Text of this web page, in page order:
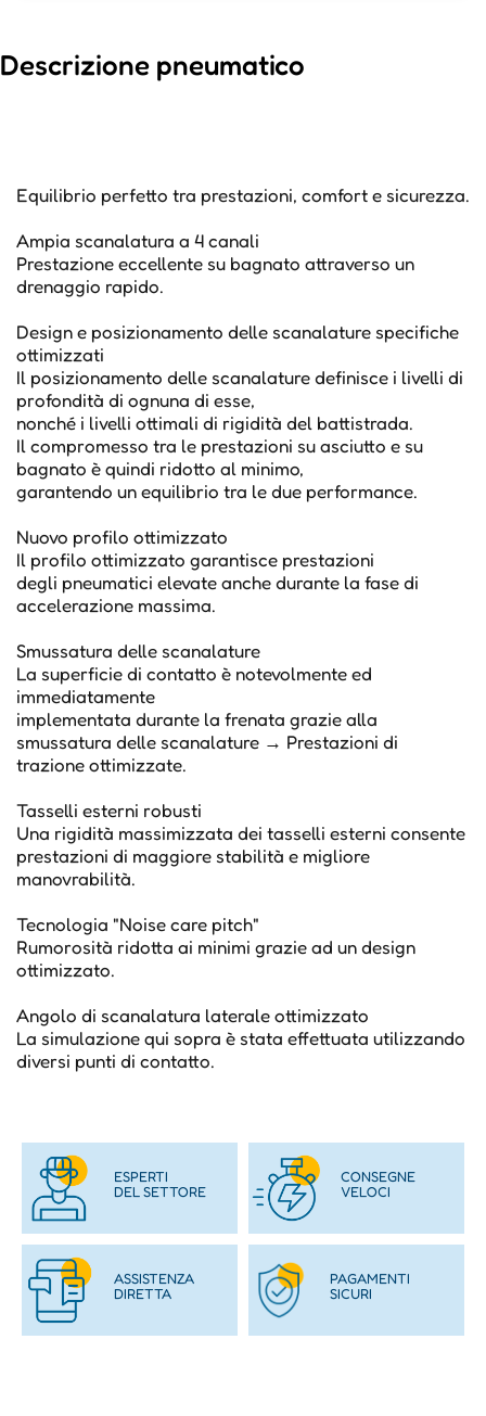
Descrizione pneumatico
Equilibrio perfetto tra prestazioni, comfort e sicurezza.
Ampia scanalatura a 4 canali
Prestazione eccellente su bagnato attraverso un
drenaggio rapido.
Design e posizionamento delle scanalature specifiche
ottimizzati
Il posizionamento delle scanalature definisce i livelli di
profondità di ognuna di esse,
nonché i livelli ottimali di rigidità del battistrada.
Il compromesso tra le prestazioni su asciutto e su
bagnato è quindi ridotto al minimo,
garantendo un equilibrio tra le due performance.
Nuovo profilo ottimizzato
Il profilo ottimizzato garantisce prestazioni
degli pneumatici elevate anche durante la fase di
accelerazione massima.
Smussatura delle scanalature
La superficie di contatto è notevolmente ed
immediatamente
implementata durante la frenata grazie alla
smussatura delle scanalature → Prestazioni di
trazione ottimizzate.
Tasselli esterni robusti
Una rigidità massimizzata dei tasselli esterni consente
prestazioni di maggiore stabilità e migliore
manovrabilità.
Tecnologia "Noise care pitch"
Rumorosità ridotta ai minimi grazie ad un design
ottimizzato.
Angolo di scanalatura laterale ottimizzato
La simulazione qui sopra è stata effettuata utilizzando
diversi punti di contatto.
ESPERTI
DEL SETTORE
CONSEGNE
VELOCI
ASSISTENZA
DIRETTA
PAGAMENTI
SICURI